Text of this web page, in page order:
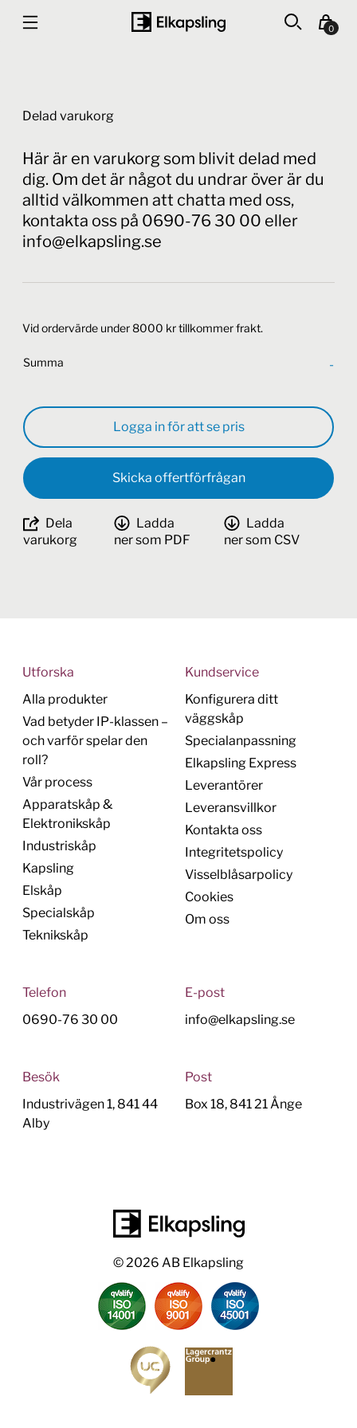
0
Delad varukorg
Här är en varukorg som blivit delad med
dig. Om det är något du undrar över är du
alltid välkommen att chatta med oss,
kontakta oss på 0690-76 30 00 eller
info@elkapsling.se
Vid ordervärde under 8000 kr tillkommer frakt.
Summa -
Logga in för att se pris
Skicka offertförfrågan
Dela
varukorg
Ladda
ner som PDF
Ladda
ner som CSV
Utforska
Alla produkter
Vad betyder IP-klassen –
och varför spelar den
roll?
Vår process
Apparatskåp &
Elektronikskåp
Industriskåp
Kapsling
Elskåp
Specialskåp
Teknikskåp
Kundservice
Konfigurera ditt
väggskåp
Specialanpassning
Elkapsling Express
Leverantörer
Leveransvillkor
Kontakta oss
Integritetspolicy
Visselblåsarpolicy
Cookies
Om oss
Telefon
0690-76 30 00
E-post
info@elkapsling.se
Besök
Industrivägen 1, 841 44
Alby
Post
Box 18, 841 21 Ånge
© 2026 AB Elkapsling